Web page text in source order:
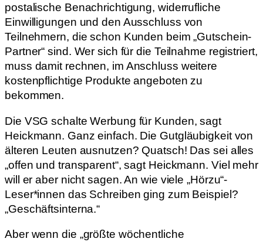
postalische Benachrichtigung, widerrufliche
Einwilligungen und den Ausschluss von
Teilnehmern, die schon Kunden beim „Gutschein-
Partner“ sind. Wer sich für die Teilnahme registriert,
muss damit rechnen, im Anschluss weitere
kostenpflichtige Produkte angeboten zu
bekommen.
Die VSG schalte Werbung für Kunden, sagt
Heickmann. Ganz einfach. Die Gutgläubigkeit von
älteren Leuten ausnutzen? Quatsch! Das sei alles
„offen und transparent“, sagt Heickmann. Viel mehr
will er aber nicht sagen. An wie viele „Hörzu“-
Leser*innen das Schreiben ging zum Beispiel?
„Geschäftsinterna.“
Aber wenn die „größte wöchentliche